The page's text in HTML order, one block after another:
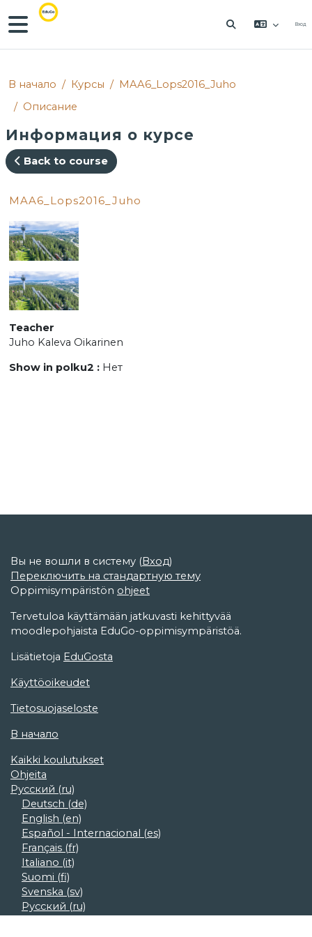
Перейти к основному содержанию
Боковая панель
ИЗМЕНИТЬВход
В начало Курсы
MAA6_Lops2016_Juho
Описание
Информация о курсе
Back to course
MAA6_Lops2016_Juho
Teacher
Juho Kaleva Oikarinen
Show in polku2 : Нет
Вы не вошли в систему (Вход)
Переключить на стандартную тему
Oppimisympäristön ohjeet
Tervetuloa käyttämään jatkuvasti kehittyvää
moodlepohjaista EduGo-oppimisympäristöä.
Lisätietoja EduGosta
Käyttöoikeudet
Tietosuojaseloste
В начало
Kaikki koulutukset
Ohjeita
Русский ‎(ru)‎
Deutsch ‎(de)‎
English ‎(en)‎
Español - Internacional ‎(es)‎
Français ‎(fr)‎
Italiano ‎(it)‎
Suomi ‎(fi)‎
Svenska ‎(sv)‎
Русский ‎(ru)‎